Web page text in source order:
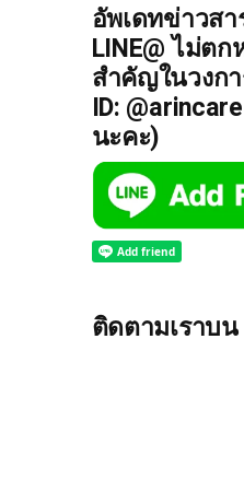
อัพเดทข่าวส
LINE@ ไม่ต
สำคัญในวงกา
ID:
นะคะ)
ติดตามเราบน